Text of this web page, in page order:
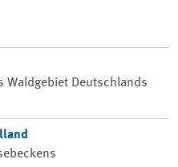
Waldgebiet Deutschlands